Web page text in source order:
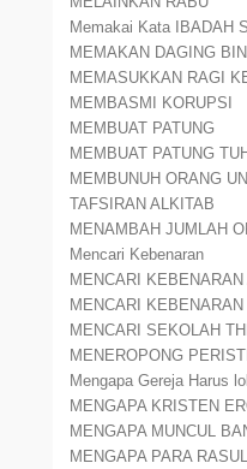
Memakai Kata IBADAH
MEMAKAN DAGING
MEMASUKKAN RAGI
MEMBASMI KORUPSI
MEMBUAT PATUNG
MEMBUAT PATUNG
MEMBUNUH ORANG
TAFSIRAN ALKITAB
MENAMBAH JUMLAH
Mencari Kebenaran
MENCARI
MENCARI KEBENARAN
MENCARI SEKOLAH
MENEROPONG
Mengapa Gereja Harus
MENGAPA KRISTEN
MENGAPA MUNCUL
MENGAPA PARA